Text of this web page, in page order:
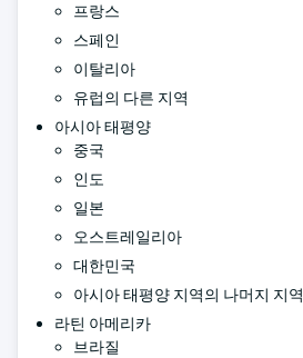
프랑스
스페인
이탈리아
유럽의 다른 지역
아시아 태평양
중국
인도
일본
오스트레일리아
대한민국
아시아 태평양 지역의 나머지 지역
라틴 아메리카
브라질